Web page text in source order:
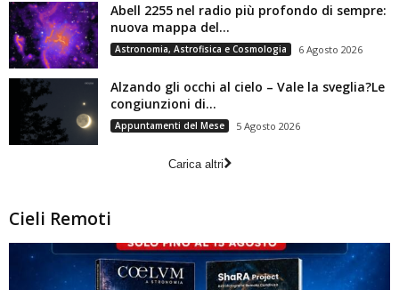
Abell 2255 nel radio più profondo di sempre:
nuova mappa del...
Astronomia, Astrofisica e Cosmologia 6 Agosto 2026
Alzando gli occhi al cielo – Vale la sveglia?Le
congiunzioni di...
Appuntamenti del Mese 5 Agosto 2026
Carica altri
Cieli Remoti